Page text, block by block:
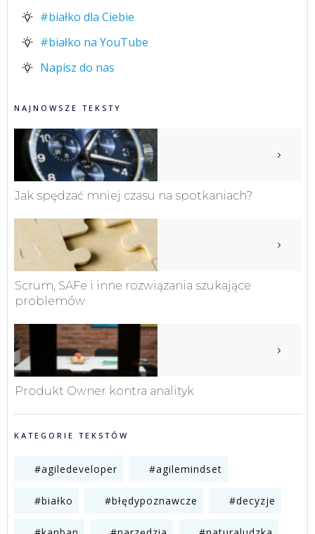
#białko dla Ciebie
#białko na YouTube
Napisz do nas
NAJNOWSZE TEKSTY
Jak spędzać mniej czasu na spotkaniach?
Scrum, SAFe i inne rozwiązania szukające
problemów
Produkt Owner kontra analityk
KATEGORIE TEKSTÓW
#agiledeveloper #agilemindset
#białko #błędypoznawcze #decyzje